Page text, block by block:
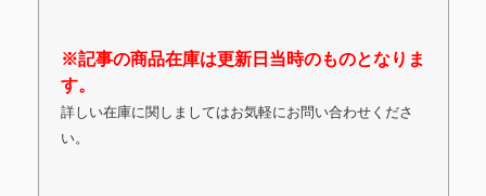
※記事の商品在庫は更新日当時のものとなりま
す。
詳しい在庫に関しましてはお気軽にお問い合わせくださ
い。